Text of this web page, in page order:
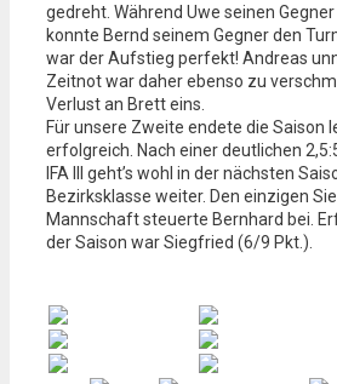
gedreht. Während Uwe seinen Gegner
konnte Bernd seinem Gegner den
war der Aufstieg perfekt! Andreas
Zeitnot war daher ebenso zu
Verlust an Brett eins.
Für unsere Zweite endete die Saison
erfolgreich. Nach einer deutlichen
IFA III geht’s wohl in der nächsten
Bezirksklasse weiter. Den einzigen
Mannschaft steuerte Bernhard bei.
der Saison war Siegfried (6/9 Pkt.).